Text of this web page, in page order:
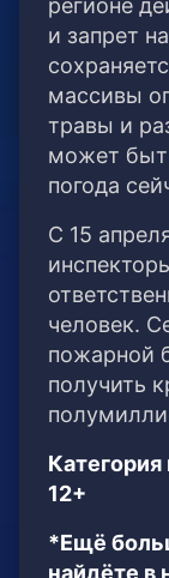
регионе
и запрет
массивы
травы и
может
погода
С 15
человек.
пожарной
получить
12+
*Ещё